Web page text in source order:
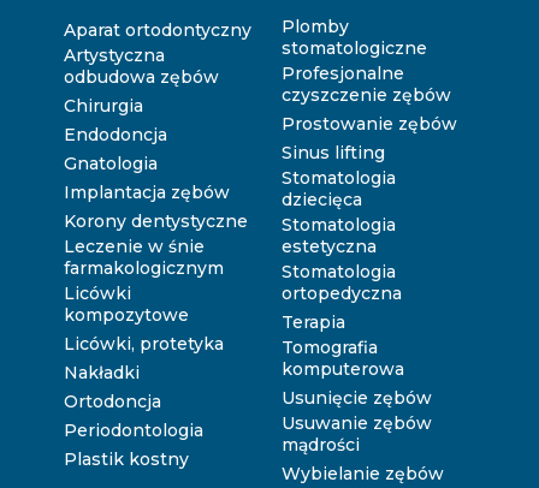
Aparat ortodontyczny
Artystyczna
odbudowa zębów
Chirurgia
Endodoncja
Gnatologia
Implantacja zębów
Korony dentystyczne
Leczenie w śnie
farmakologicznym
Licówki
kompozytowe
Licówki, protetyka
Nakładki
Ortodoncja
Periodontologia
Plastik kostny
Plomby
stomatologiczne
Profesjonalne
czyszczenie zębów
Prostowanie zębów
Sinus lifting
Stomatologia
dziecięca
Stomatologia
estetyczna
Stomatologia
ortopedyczna
Terapia
Tomografia
komputerowa
Usunięcie zębów
Usuwanie zębów
mądrości
Wybielanie zębów